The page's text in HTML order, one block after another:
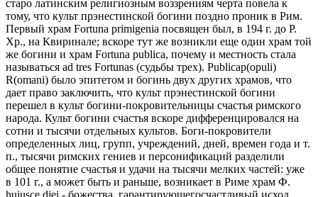
старо латинским религиозным воззрениям черта повела к
тому, что культ прэнестинской богини поздно проник в Рим.
Первый храм Fortuna primigenia посвящен был, в 194 г. до Р.
Хр., на Квиринале; вскоре тут же возникли еще один храм той
же богини и храм Fortuna рubliса, почему и местность стала
называться ad tres Fortunas (судьбы трех). Publicap(opuli)
R(omani) было эпитетом и богинь двух других храмов, что
дает право заключить, что культ прэнестинской богини
перешел в культ богини-покровительницы счастья римского
народа. Культ богини счастья вскоре дифференцировался на
сотни и тысячи отдельных культов. Боги-покровители
определенных лиц, групп, учреждений, дней, времен года и т.
п., тысячи римских гениев и персонификаций разделили
общее понятие счастья и удачи на тысячи мелких частей: уже
в 101 г., а может быть и раньше, возникает в Риме храм Ф.
huiusce diei - божества, гарантирующегосчастливый исход